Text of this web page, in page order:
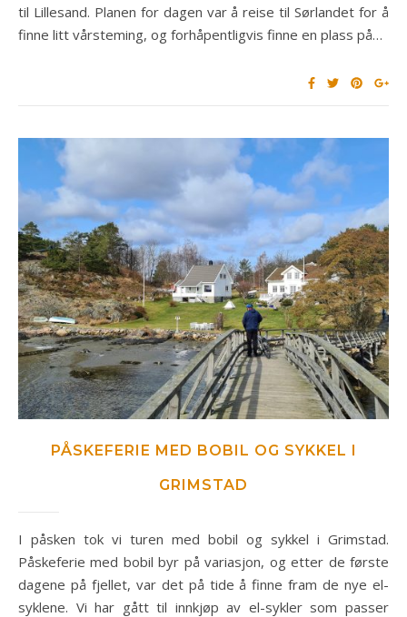
til Lillesand. Planen for dagen var å reise til Sørlandet for å
finne litt vårsteming, og forhåpentligvis finne en plass på…
PÅSKEFERIE MED BOBIL OG SYKKEL I
GRIMSTAD
I påsken tok vi turen med bobil og sykkel i Grimstad.
Påskeferie med bobil byr på variasjon, og etter de første
dagene på fjellet, var det på tide å finne fram de nye el-
syklene. Vi har gått til innkjøp av el-sykler som passer